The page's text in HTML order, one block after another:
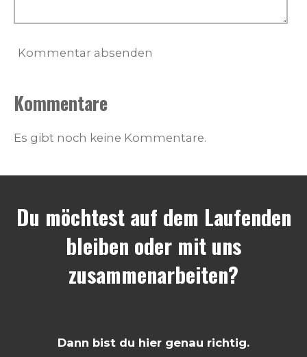
Kommentar absenden
Kommentare
Es gibt noch keine Kommentare.
Du möchtest auf dem Laufenden
bleiben oder mit uns
zusammenarbeiten?
Dann bist du hier genau richtig.